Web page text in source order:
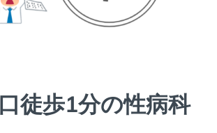
徒歩1分の性病科